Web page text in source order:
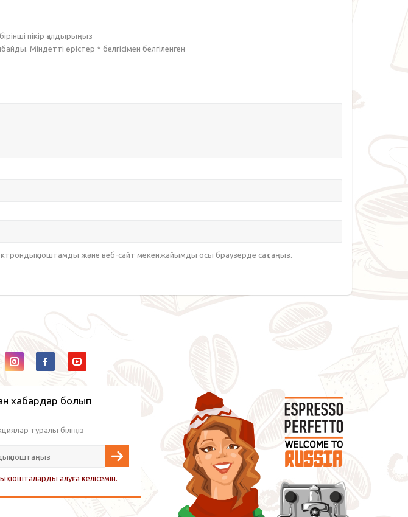
пікір қалдырыңыз
Міндетті өрістер * белгісімен белгіленген
поштамды және веб-сайт мекенжайымды осы браузерде сақтаңыз.
хабардар болып
туралы біліңіз
пошталарды алуға келісемін.